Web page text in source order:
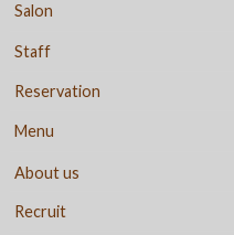
Salon
Staff
Reservation
Menu
About us
Recruit